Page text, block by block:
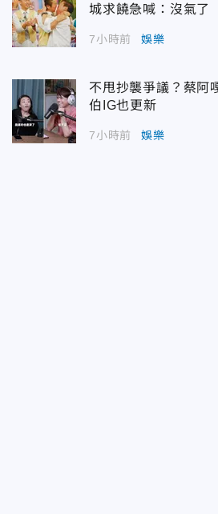
城求饒急喊：沒氣了
7小時前 娛樂
不甩抄襲爭議？蔡
伯IG也更新
7小時前 娛樂